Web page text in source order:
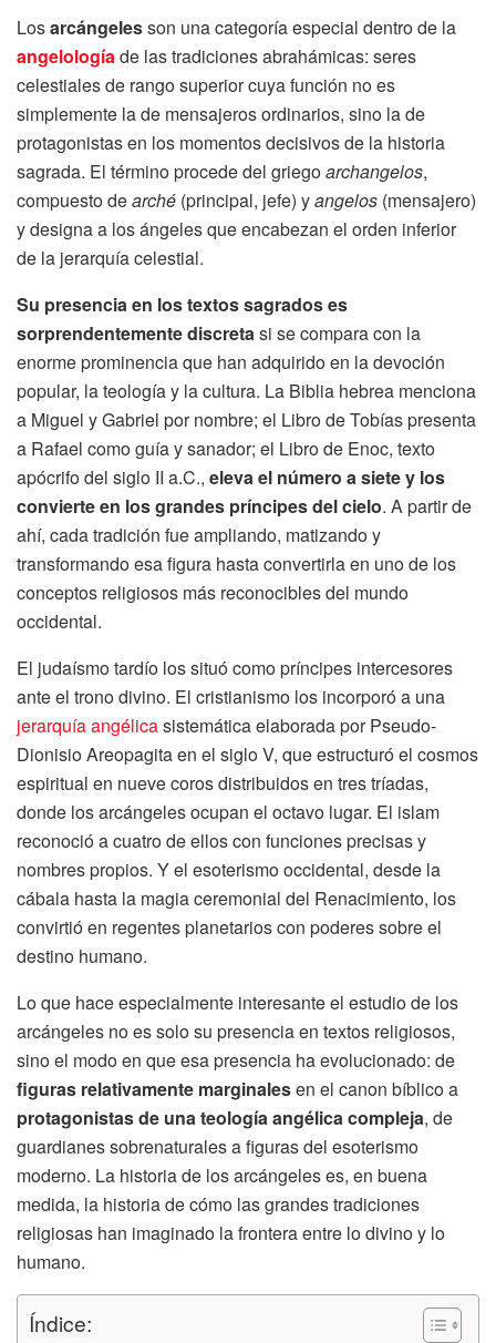
Losarcángelesson una categoría especial dentro de la
angelologíade las tradiciones abrahámicas: seres
celestiales de rango superior cuya función no es
simplemente la de mensajeros ordinarios, sino la de
protagonistas en los momentos decisivos de la historia
sagrada. El término procede del griegoarchangelos,
compuesto dearché (principal, jefe) yangelos (mensajero)
y designa a los ángeles que encabezan el orden inferior
de la jerarquía celestial.
Su presencia en los textos sagrados es
sorprendentemente discretasi se compara con la
enorme prominencia que han adquirido en la devoción
popular, la teología y la cultura. La Biblia hebrea menciona
a Miguel y Gabriel por nombre; el Libro de Tobías presenta
a Rafael como guía y sanador; el Libro de Enoc, texto
apócrifo del siglo II a.C., eleva el número a siete y los
convierte en los grandes príncipes del cielo. A partir de
ahí, cada tradición fue ampliando, matizando y
transformando esa figura hasta convertirla en uno de los
conceptos religiosos más reconocibles del mundo
occidental.
El judaísmo tardío los situó como príncipes intercesores
ante el trono divino. El cristianismo los incorporó a una
jerarquía angélicasistemática elaborada por Pseudo-
Dionisio Areopagita en el siglo V, que estructuró el cosmos
espiritual en nueve coros distribuidos en tres tríadas,
donde los arcángeles ocupan el octavo lugar. El islam
reconoció a cuatro de ellos con funciones precisas y
nombres propios. Y el esoterismo occidental, desde la
cábala hasta la magia ceremonial del Renacimiento, los
convirtió en regentes planetarios con poderes sobre el
destino humano.
Lo que hace especialmente interesante el estudio de los
arcángeles no es solo su presencia en textos religiosos,
sino el modo en que esa presencia ha evolucionado: de
figuras relativamente marginalesen el canon bíblico a
protagonistas de una teología angélica compleja, de
guardianes sobrenaturales a figuras del esoterismo
moderno. La historia de los arcángeles es, en buena
medida, la historia de cómo las grandes tradiciones
religiosas han imaginado la frontera entre lo divino y lo
humano.
Índice: